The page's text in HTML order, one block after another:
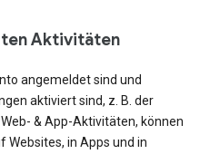
Aktivitäten
angemeldet sind und
aktiviert sind, z. B. der
& App-Aktivitäten, können
Websites, in Apps und in